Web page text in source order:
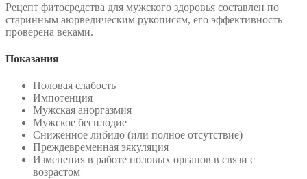
Рецепт фитосредства для мужского здоровья составлен по
старинным аюрведическим рукописям, его эффективность
проверена веками.
Показания
Половая слабость
Импотенция
Мужская аноргазмия
Мужское бесплодие
Сниженное либидо (или полное отсутствие)
Преждевременная эякуляция
Изменения в работе половых органов в связи с
возрастом